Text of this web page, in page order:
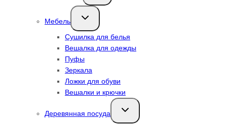
Мебель
Переключить
дочернее
Сушилка для белья
Вешалка для одежды
Пуфы
Зеркала
Ложки для обуви
Вешалки и крючки
Деревянная посуда
Переключить
дочернее